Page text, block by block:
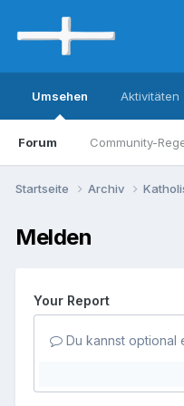
Umsehen
Forum Community-
Aktivitäten
Startseite Archiv
Melden
Your Report
Du kannst optional